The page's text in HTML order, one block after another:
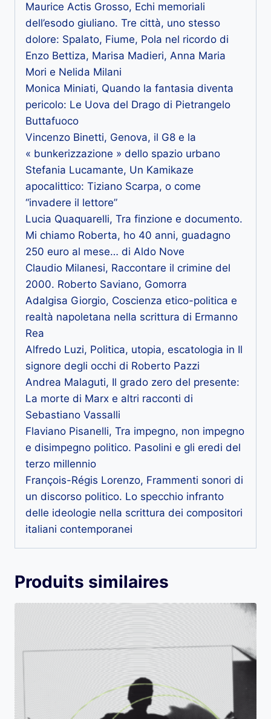
Maurice Actis Grosso, Echi memoriali
dell’esodo giuliano. Tre città, uno stesso
dolore: Spalato, Fiume, Pola nel ricordo di
Enzo Bettiza, Marisa Madieri, Anna Maria
Mori e Nelida Milani
Monica Miniati, Quando la fantasia diventa
pericolo: Le Uova del Drago di Pietrangelo
Buttafuoco
Vincenzo Binetti, Genova, il G8 e la
« bunkerizzazione » dello spazio urbano
Stefania Lucamante, Un Kamikaze
apocalittico: Tiziano Scarpa, o come
“invadere il lettore”
Lucia Quaquarelli, Tra finzione e documento.
Mi chiamo Roberta, ho 40 anni, guadagno
250 euro al mese… di Aldo Nove
Claudio Milanesi, Raccontare il crimine del
2000. Roberto Saviano, Gomorra
Adalgisa Giorgio, Coscienza etico-politica e
realtà napoletana nella scrittura di Ermanno
Rea
Alfredo Luzi, Politica, utopia, escatologia in Il
signore degli occhi di Roberto Pazzi
Andrea Malaguti, Il grado zero del presente:
La morte di Marx e altri racconti di
Sebastiano Vassalli
Flaviano Pisanelli, Tra impegno, non impegno
e disimpegno politico. Pasolini e gli eredi del
terzo millennio
François-Régis Lorenzo, Frammenti sonori di
un discorso politico. Lo specchio infranto
delle ideologie nella scrittura dei compositori
italiani contemporanei
Produits similaires